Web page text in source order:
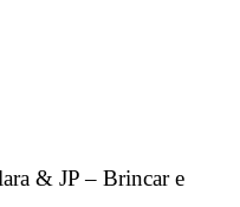
& JP – Brincar e